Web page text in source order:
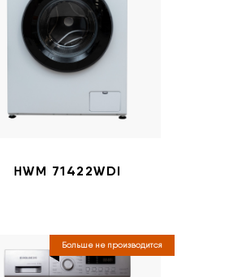
HWM 71422WDI
Больше не производится